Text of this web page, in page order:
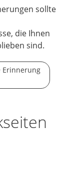
sollte
die Ihnen
sind.
Erinnerung